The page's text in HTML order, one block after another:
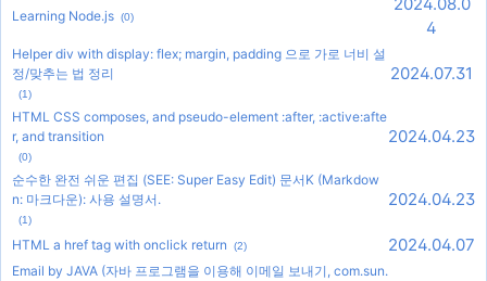
Learning Node.js (0)
4
Helper div with display: flex; margin, padding 으로 가로 너비 설
정/맞추는 법 정리
(1)
2024.07.31
HTML CSS composes, and pseudo-element :after, :active:afte
r, and transition
(0)
2024.04.23
순수한 완전 쉬운 편집 (SEE: Super Easy Edit) 문서K (Markdow
n: 마크다운): 사용 설명서.
(1)
2024.04.23
HTML a href tag with onclick return (2) 2024.04.07
Email by JAVA (자바 프로그램을 이용해 이메일 보내기, com.sun.